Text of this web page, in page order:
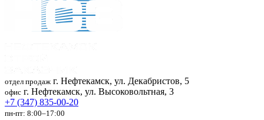
отдел продаж г. Нефтекамск, ул. Декабристов, 5
офис г. Нефтекамск, ул. Высоковольтная, 3
+7 (347) 835-00-20
пн-пт: 8:00–17:00